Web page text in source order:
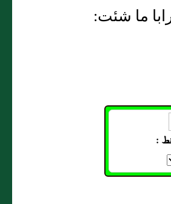
ما شئت:
: